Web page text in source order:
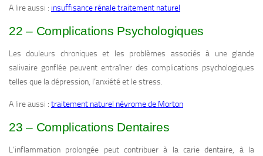
A lire aussi : insuffisance rénale traitement naturel
22 – Complications Psychologiques
Les douleurs chroniques et les problèmes associés à une glande
salivaire gonflée peuvent entraîner des complications psychologiques
telles que la dépression, l’anxiété et le stress.
A lire aussi : traitement naturel névrome de Morton
23 – Complications Dentaires
L’inflammation prolongée peut contribuer à la carie dentaire, à la